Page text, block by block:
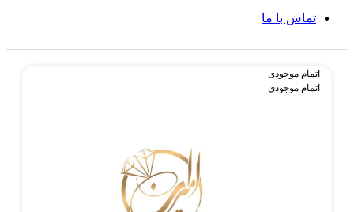
تماس با ما
اتمام موجودی
اتمام موجودی